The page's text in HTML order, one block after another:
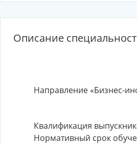
Описание
Направление «Бизнес-
Квалификация
Нормативный срок